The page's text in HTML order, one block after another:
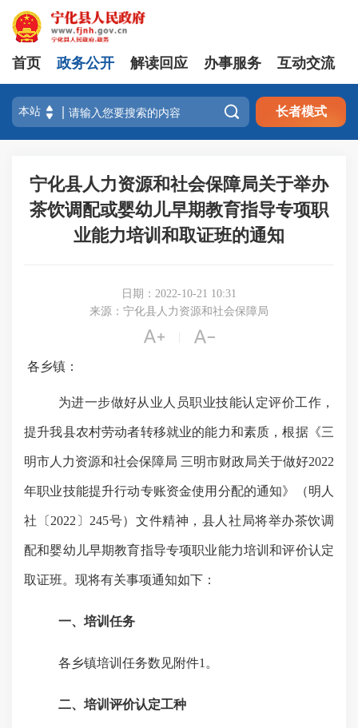
首页 政务公开 解读回应 办事服务 互动交流
 长者模式
宁化县人力资源和社会保障局关于举办
茶饮调配或婴幼儿早期教育指导专项职
业能力培训和取证班的通知
日期：2022-10-21 10:31
来源：宁化县人力资源和社会保障局
 
各乡镇：
为进一步做好从业人员职业技能认定评价工作，
提升我县农村劳动者转移就业的能力和素质，根据《三
明市人力资源和社会保障局 三明市财政局关于做好2022
年职业技能提升行动专账资金使用分配的通知》（明人
社〔 2022 〕 245号）文件精神 ， 县人社局将举办茶饮调
配和婴幼儿早期教育指导专项职业能力培训和评价认定
取证班。现将有关事项通知如下：
一、培训任务
各乡镇培训任务数见附件1 。
二、培训评价认定工种